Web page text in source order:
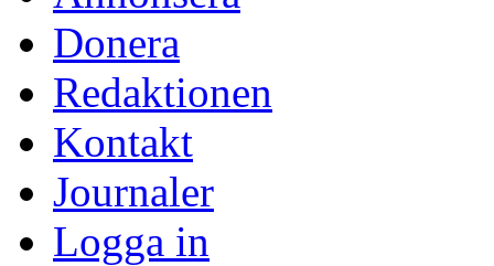
Donera
Redaktionen
Kontakt
Journaler
Logga in